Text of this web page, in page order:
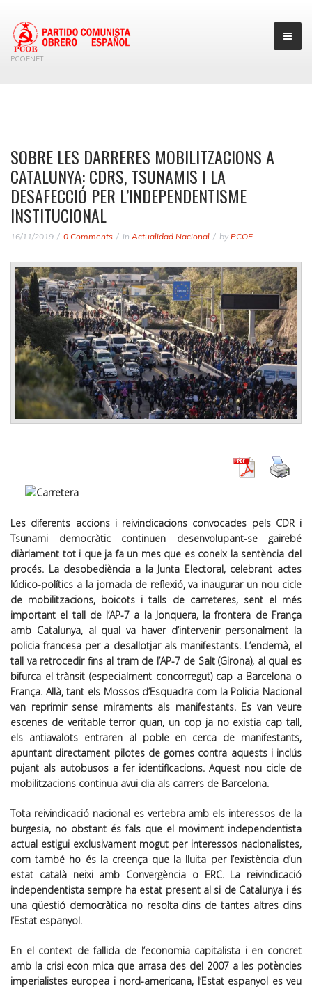
PCOENET
SOBRE LES DARRERES MOBILITZACIONS A
CATALUNYA: CDRS, TSUNAMIS I LA
DESAFECCIÓ PER L’INDEPENDENTISME
INSTITUCIONAL
16/11/2019 0 Comments in Actualidad Nacional by PCOE
Les diferents accions i reivindicacions convocades pels CDR i
Tsunami democràtic continuen desenvolupant-se gairebé
diàriament tot i que ja fa un mes que es coneix la sentència del
procés. La desobediència a la Junta Electoral, celebrant actes
lúdico-polítics a la jornada de reflexió, va inaugurar un nou cicle
de mobilitzacions, boicots i talls de carreteres, sent el més
important el tall de l’AP-7 a la Jonquera, la frontera de França
amb Catalunya, al qual va haver d’intervenir personalment la
policia francesa per a desallotjar als manifestants. L’endemà, el
tall va retrocedir fins al tram de l’AP-7 de Salt (Girona), al qual es
bifurca el trànsit (especialment concorregut) cap a Barcelona o
França. Allà, tant els Mossos d’Esquadra com la Policia Nacional
van reprimir sense miraments als manifestants. Es van veure
escenes de veritable terror quan, un cop ja no existia cap tall,
els antiavalots entraren al poble en cerca de manifestants,
apuntant directament pilotes de gomes contra aquests i inclús
pujant als autobusos a fer identificacions. Aquest nou cicle de
mobilitzacions continua avui dia als carrers de Barcelona.
Tota reivindicació nacional es vertebra amb els interessos de la
burgesia, no obstant és fals que el moviment independentista
actual estigui exclusivament mogut per interessos nacionalistes,
com també ho és la creença que la lluita per l’existència d’un
estat català neixi amb Convergència o ERC. La reivindicació
independentista sempre ha estat present al si de Catalunya i és
una qüestió democràtica no resolta dins de tantes altres dins
l’Estat espanyol.
En el context de fallida de l’economia capitalista i en concret
amb la crisi econ mica que arrasa des del 2007 a les potències
imperialistes europea i nord-americana, l’Estat espanyol es veu